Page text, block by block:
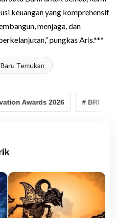
keuangan yang komprehensif
menjaga, dan
pungkas Aris.***
Temukan
Awards 2026 # BRI